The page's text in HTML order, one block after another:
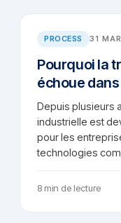
PROCESS 31
Pourquoi la
échoue
Depuis plusieurs
industrielle est
pour les
technologies
8 min de lecture